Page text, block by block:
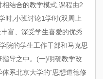
结合的教学模式,课程由2
时,小班讨论1学时(双周上
富、深受学生喜爱的优秀
院的学生工作干部和马克思
导之中。(一)明确教学改
系北京大学的“思想道德修